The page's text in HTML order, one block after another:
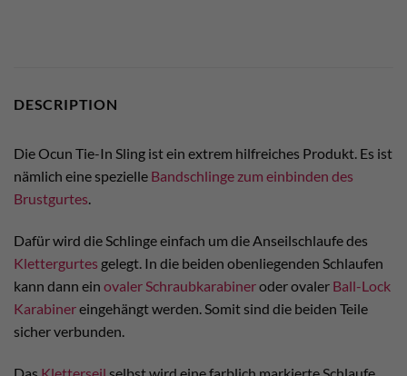
DESCRIPTION
Die Ocun Tie-In Sling ist ein extrem hilfreiches Produkt. Es ist
nämlich eine spezielle Bandschlinge zum einbinden des
Brustgurtes.
Dafür wird die Schlinge einfach um die Anseilschlaufe des
Klettergurtes gelegt. In die beiden obenliegenden Schlaufen
kann dann ein ovaler Schraubkarabineroder ovaler Ball-Lock
Karabinereingehängt werden. Somit sind die beiden Teile
sicher verbunden.